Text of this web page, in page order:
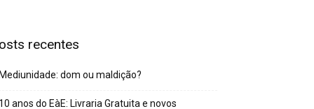
recentes
dom ou maldição?
anos do EàE: Livraria Gratuita e novos